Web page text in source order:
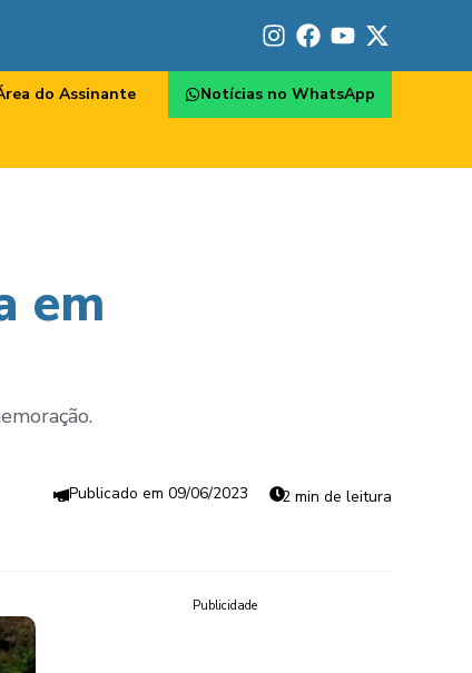
do Assinante Notícias no WhatsApp
em
09/06/2023 2 min de leitura
Publicidade